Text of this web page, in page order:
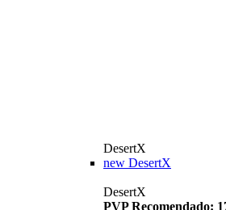
DesertX
new DesertX
DesertX
PVP Recomendado: